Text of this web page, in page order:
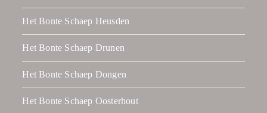
Het Bonte Schaep Heusden
Het Bonte Schaep Drunen
Het Bonte Schaep Dongen
Het Bonte Schaep Oosterhout